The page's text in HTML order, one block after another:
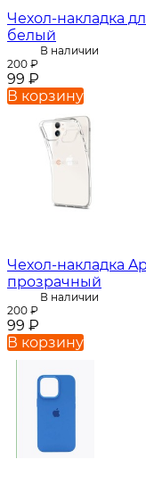
Чехол-накладка
белый
В наличии
200 ₽
99 ₽
В корзину
Чехол-накладка
прозрачный
В наличии
200 ₽
99 ₽
В корзину